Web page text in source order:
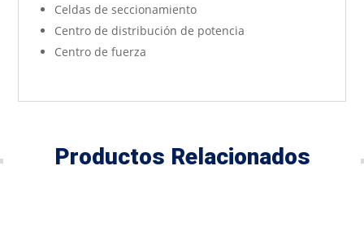
Celdas de seccionamiento
Centro de distribución de potencia
Centro de fuerza
Productos Relacionados